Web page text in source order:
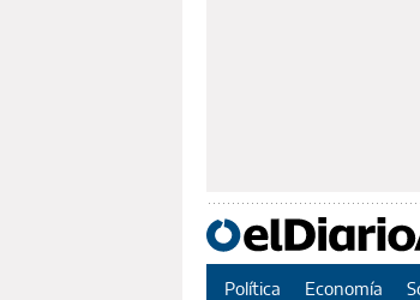
Política Economía